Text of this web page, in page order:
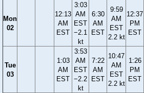
Mon
02
12:13
AM
EST
3:03
AM
EST
−2.1
kt
6:30
AM
EST
9:59
AM
EST
2.2 kt
12:37
PM
EST
Tue
03
1:03
AM
EST
3:53
AM
EST
−2.2
kt
7:22
AM
EST
10:47
AM
EST
2.2 kt
1:26
PM
EST